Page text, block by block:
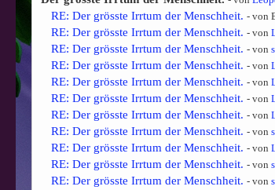
RE: Der grösste Irrtum der Menschheit. - von
RE: Der grösste Irrtum der Menschheit. - von
RE: Der grösste Irrtum der Menschheit. - von
RE: Der grösste Irrtum der Menschheit. - von
RE: Der grösste Irrtum der Menschheit. - von
RE: Der grösste Irrtum der Menschheit. - von
RE: Der grösste Irrtum der Menschheit. - von
RE: Der grösste Irrtum der Menschheit. - von
RE: Der grösste Irrtum der Menschheit. - von
RE: Der grösste Irrtum der Menschheit. - von
RE: Der grösste Irrtum der Menschheit. - von